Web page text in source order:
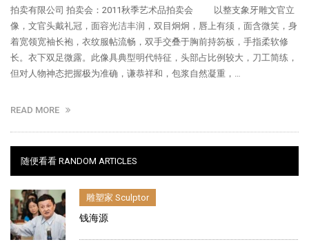
拍卖有限公司 拍卖会：2011秋季艺术品拍卖会 以整支象牙雕文官立
像，文官头戴礼冠，面容光洁丰润，双目炯炯，唇上有须，面含微笑，身
着宽领宽袖长袍，衣纹服帖流畅，双手交叠于胸前持笏板，手指柔软修
长。衣下双足微露。此像具典型明代特征，头部占比例较大，刀工简练，
但对人物神态把握极为准确，谦恭祥和，包浆自然凝重，…
READ MORE
随便看看 RANDOM ARTICLES
雕塑家 Sculptor
钱海源